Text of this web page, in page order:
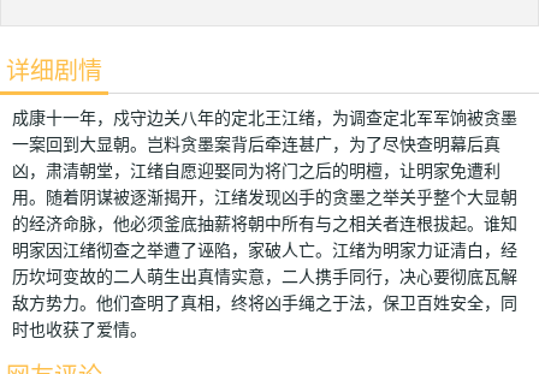
详细剧情
成康十一年，戍守边关八年的定北王江绪，为调查定北军军饷被贪墨
一案回到大显朝。岂料贪墨案背后牵连甚广，为了尽快查明幕后真
凶，肃清朝堂，江绪自愿迎娶同为将门之后的明檀，让明家免遭利
用。随着阴谋被逐渐揭开，江绪发现凶手的贪墨之举关乎整个大显朝
的经济命脉，他必须釜底抽薪将朝中所有与之相关者连根拔起。谁知
明家因江绪彻查之举遭了诬陷，家破人亡。江绪为明家力证清白，经
历坎坷变故的二人萌生出真情实意，二人携手同行，决心要彻底瓦解
敌方势力。他们查明了真相，终将凶手绳之于法，保卫百姓安全，同
时也收获了爱情。